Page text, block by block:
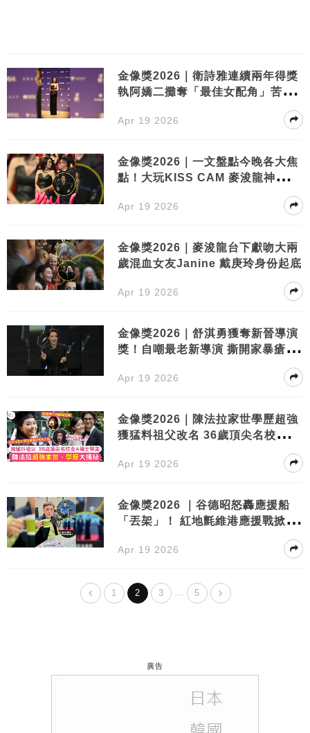
金像獎2026｜衛詩雅連續兩年得獎
執阿嬌二攤奪「最佳女配角」苦熬7
Apr 19 2026
金像獎2026｜一文盤點今晚各大焦
點！大玩KISS CAM 麥浚龍神秘女
Apr 19 2026
金像獎2026｜麥浚龍台下獻吻大兩
歲混血女友Janine 戴庚玲身份起底
Apr 19 2026
金像獎2026｜舒淇勇獲奪新晉導演
獎！自嘲最老新導演 撕開家暴瘡疤
Apr 19 2026
金像獎2026｜陳法拉家世學歷超強
獲猛料祖父改名 36歲頂尖名校全A
Apr 19 2026
金像獎2026 ｜谷德昭怒轟應援船
「丟架」！ 紅地氈維港應援戰掀爭
Apr 19 2026
1 2 3 … 5
廣告